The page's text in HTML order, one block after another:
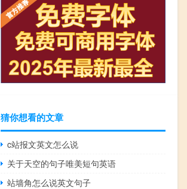
猜你想看的文章
c站报文英文怎么说
关于天空的句子唯美短句英语
站墙角怎么说英文句子